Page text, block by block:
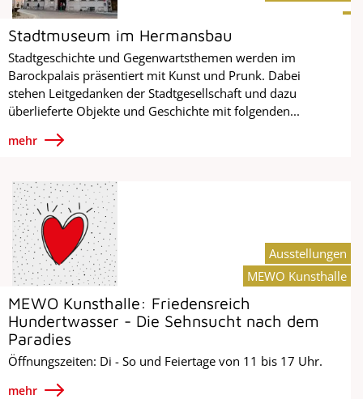
Stadtmuseum im Hermansbau
Stadtgeschichte und Gegenwartsthemen werden im
Barockpalais präsentiert mit Kunst und Prunk. Dabei
stehen Leitgedanken der Stadtgesellschaft und dazu
überlieferte Objekte und Geschichte mit folgenden...
mehr
MEWO Kunsthalle: Friedensreich
Hundertwasser - Die Sehnsucht nach dem
Paradies
Öffnungszeiten: Di - So und Feiertage von 11 bis 17 Uhr.
mehr
Ausstellungen
MEWO Kunsthalle